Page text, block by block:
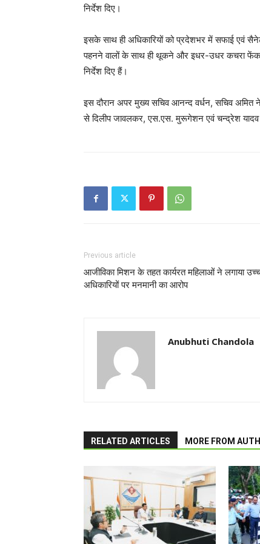
निर्देश दिए।
इसके साथ ही अधिकारियों को प्रदेशभर में सफाई एवं
पहनने वालों के साथ ही थूकने और इधर-उधर कचरा फेंकने
निर्देश दिए हैं।
इस दौरान अपर मुख्य सचिव आनन्द वर्धन, सचिव अमित
से दिलीप जावलकर, एस.एस. मुरूगेशन एवं चन्द्रेश यादव
Previous article
आजीविका मिशन के तहत कार्यरत महिलाओं ने लगाया
अधिकारियों पर मनमानी का आरोप
Anubhuti Chandola
RELATED ARTICLES MORE FROM